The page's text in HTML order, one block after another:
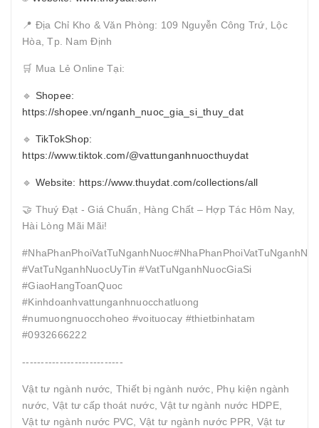
📍 Địa Chỉ Kho & Văn Phòng: 109 Nguyễn Công Trứ, Lộc
Hòa, Tp. Nam Định
🛒 Mua Lẻ Online Tại:
🔹 Shopee:
https://shopee.vn/nganh_nuoc_gia_si_thuy_dat
🔹 TikTokShop:
https://www.tiktok.com/@vattunganhnuocthuydat
🔹 Website: https://www.thuydat.com/collections/all
🤝 Thuý Đạt - Giá Chuẩn, Hàng Chất – Hợp Tác Hôm Nay,
Hài Lòng Mãi Mãi!
#VatTuNganhNuocUyTin #VatTuNganhNuocGiaSi
#GiaoHangToanQuoc
#Kinhdoanhvattunganhnuocchatluong
#numuongnuocchoheo #voituocay #thietbinhatam
#0932666222
---------------------------
Vật tư ngành nước, Thiết bị ngành nước, Phụ kiện ngành
nước, Vật tư cấp thoát nước, Vật tư ngành nước HDPE,
Vật tư ngành nước PVC, Vật tư ngành nước PPR, Vật tư